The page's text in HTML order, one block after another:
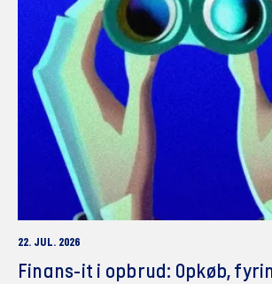
22. JUL. 2026
Finans-it i opbrud: Opkøb,